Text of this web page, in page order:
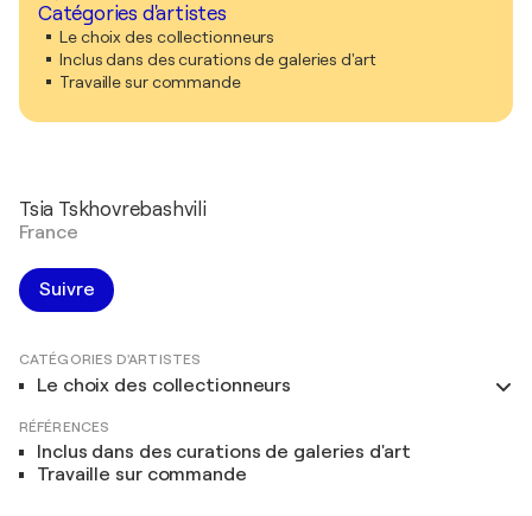
Catégories d'artistes
Le choix des collectionneurs
Inclus dans des curations de galeries d'art
Travaille sur commande
Tsia Tskhovrebashvili
France
Suivre
CATÉGORIES D'ARTISTES
Le choix des collectionneurs
RÉFÉRENCES
Inclus dans des curations de galeries d'art
Travaille sur commande